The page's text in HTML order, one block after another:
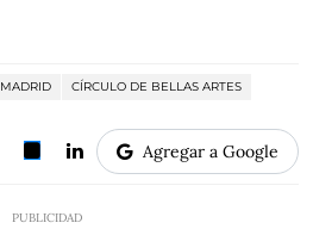
MADRID
CÍRCULO DE BELLAS ARTES
Agregar a Google